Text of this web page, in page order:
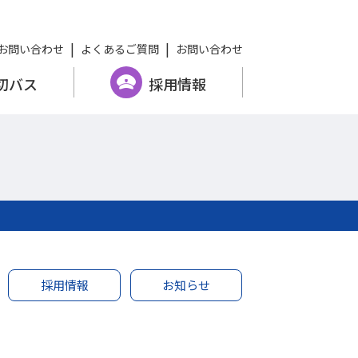
バス 採用情報
問い合わせ よくあるご質問 お問い合わせ
採用情報 お知らせ